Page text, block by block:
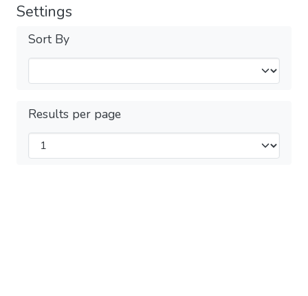
Settings
Sort By
Results per page